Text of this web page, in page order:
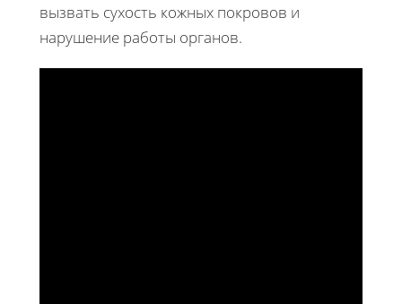
вызвать сухость кожных покровов и
нарушение работы органов.